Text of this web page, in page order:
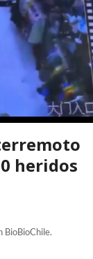
heridos
BioBioChile.